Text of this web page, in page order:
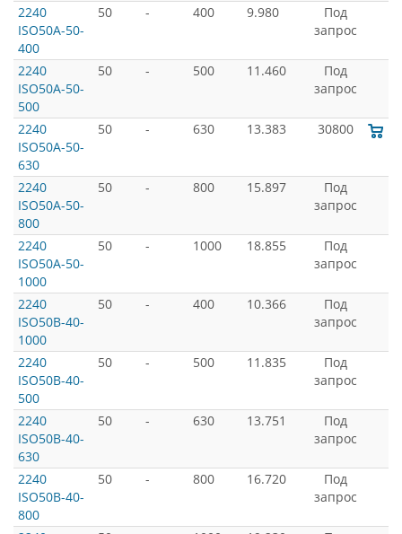
2240
ISO50A-50-
400
50 - 400 9.980
Под
запрос
2240
ISO50A-50-
500
50 - 500 11.460
Под
запрос
2240
ISO50A-50-
630
50 - 630 13.383 30800
2240
ISO50A-50-
800
50 - 800 15.897
Под
запрос
2240
ISO50A-50-
1000
50 - 1000 18.855
Под
запрос
2240
ISO50B-40-
1000
50 - 400 10.366
Под
запрос
2240
ISO50B-40-
500
50 - 500 11.835
Под
запрос
2240
ISO50B-40-
630
50 - 630 13.751
Под
запрос
2240
ISO50B-40-
800
50 - 800 16.720
Под
запрос